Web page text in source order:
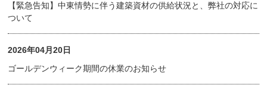
【緊急告知】中東情勢に伴う建築資材の供給状況と、弊社の対応に
ついて
2026年04月20日
ゴールデンウィーク期間の休業のお知らせ